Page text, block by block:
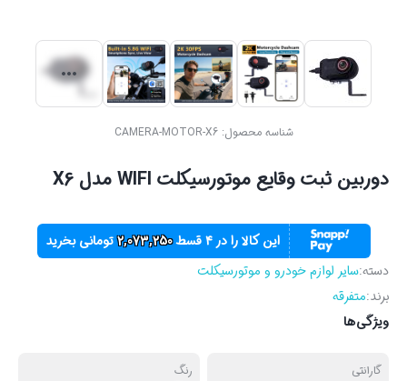
شناسه محصول:CAMERA-MOTOR-X6
دوربین ثبت وقایع موتورسیکلت WIFI مدل X6
این کالا را در ۴ قسط 2,073,250تومانی بخرید
دسته:سایر لوازم خودرو و موتورسیکلت
برند:متفرقه
ویژگی‌ها
گارانتی رنگ